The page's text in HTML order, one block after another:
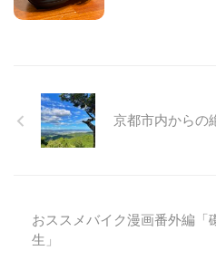
京都市内からの
おススメバイク漫画番外編「
生」